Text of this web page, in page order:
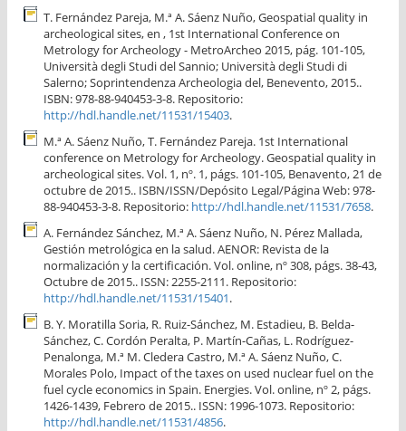
T. Fernández Pareja, M.ª A. Sáenz Nuño, Geospatial quality in
archeological sites, en , 1st International Conference on
Metrology for Archeology - MetroArcheo 2015, pág. 101-105,
Università degli Studi del Sannio; Università degli Studi di
Salerno; Soprintendenza Archeologia del, Benevento, 2015..
ISBN: 978-88-940453-3-8. Repositorio:
http://hdl.handle.net/11531/15403.
M.ª A. Sáenz Nuño, T. Fernández Pareja. 1st International
conference on Metrology for Archeology. Geospatial quality in
archeological sites. Vol. 1, nº. 1, págs. 101-105, Benavento, 21 de
octubre de 2015.. ISBN/ISSN/Depósito Legal/Página Web: 978-
88-940453-3-8. Repositorio: http://hdl.handle.net/11531/7658.
A. Fernández Sánchez, M.ª A. Sáenz Nuño, N. Pérez Mallada,
Gestión metrológica en la salud. AENOR: Revista de la
normalización y la certificación. Vol. online, nº 308, págs. 38-43,
Octubre de 2015.. ISSN: 2255-2111. Repositorio:
http://hdl.handle.net/11531/15401.
B. Y. Moratilla Soria, R. Ruiz-Sánchez, M. Estadieu, B. Belda-
Sánchez, C. Cordón Peralta, P. Martín-Cañas, L. Rodríguez-
Penalonga, M.ª M. Cledera Castro, M.ª A. Sáenz Nuño, C.
Morales Polo, Impact of the taxes on used nuclear fuel on the
fuel cycle economics in Spain. Energies. Vol. online, nº 2, págs.
1426-1439, Febrero de 2015.. ISSN: 1996-1073. Repositorio:
http://hdl.handle.net/11531/4856.